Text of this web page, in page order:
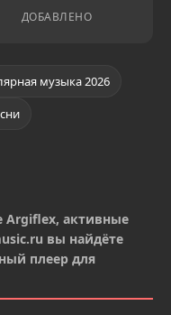
ДОБАВЛЕНО
музыка 2026
Argiflex, активные
вы найдёте
плеер для